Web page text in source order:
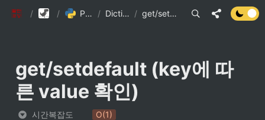
팔만코딩경
/ Library DB
/ Python 내장 자료구조의 시간복잡도 / Dictionary 자료형과 메서드의 시간 복잡도 (1) / get/setdefault (key에 따른 value 확인)
get/setdefault (key에 따
른 value 확인)
시간복잡도 O(1)